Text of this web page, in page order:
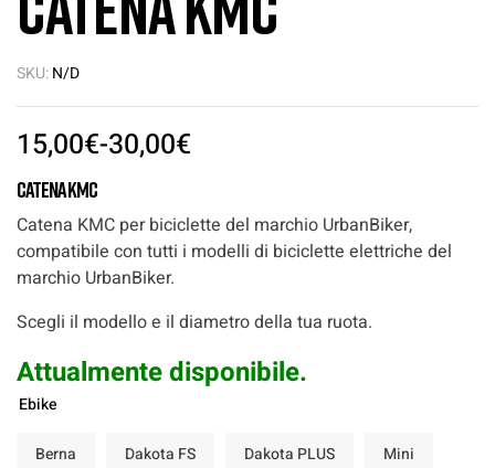
SKU:N/D
15,00€-30,00€
Catena KMC
Catena KMC per biciclette del marchio UrbanBiker,
compatibile con tutti i modelli di biciclette elettriche del
marchio UrbanBiker.
Scegli il modello e il diametro della tua ruota.
Attualmente disponibile.
Ebike
Berna Dakota FS Dakota PLUS Mini